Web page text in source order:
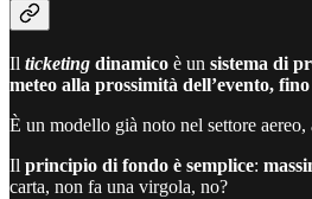
Il ticketing dinamico è un sistema di
meteo alla prossimità dell’evento,
È un modello già noto nel settore
Il principio di fondo è semplice:
carta, non fa una virgola, no?